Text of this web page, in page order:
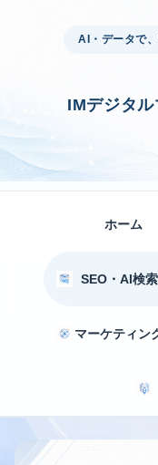
AI・データで
IMデジタ
ホーム
SEO・AI検
マーケティン